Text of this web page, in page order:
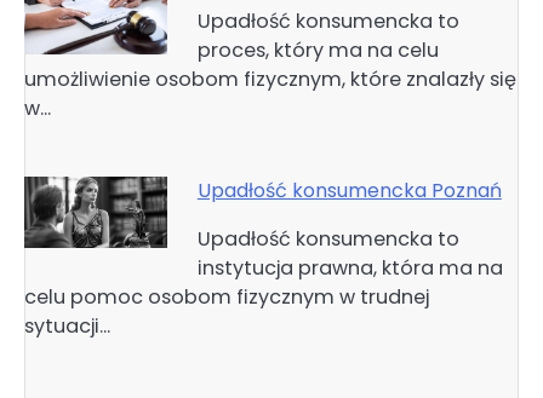
Upadłość konsumencka to
proces, który ma na celu
umożliwienie osobom fizycznym, które znalazły się
w…
Upadłość konsumencka Poznań
Upadłość konsumencka to
instytucja prawna, która ma na
celu pomoc osobom fizycznym w trudnej
sytuacji…